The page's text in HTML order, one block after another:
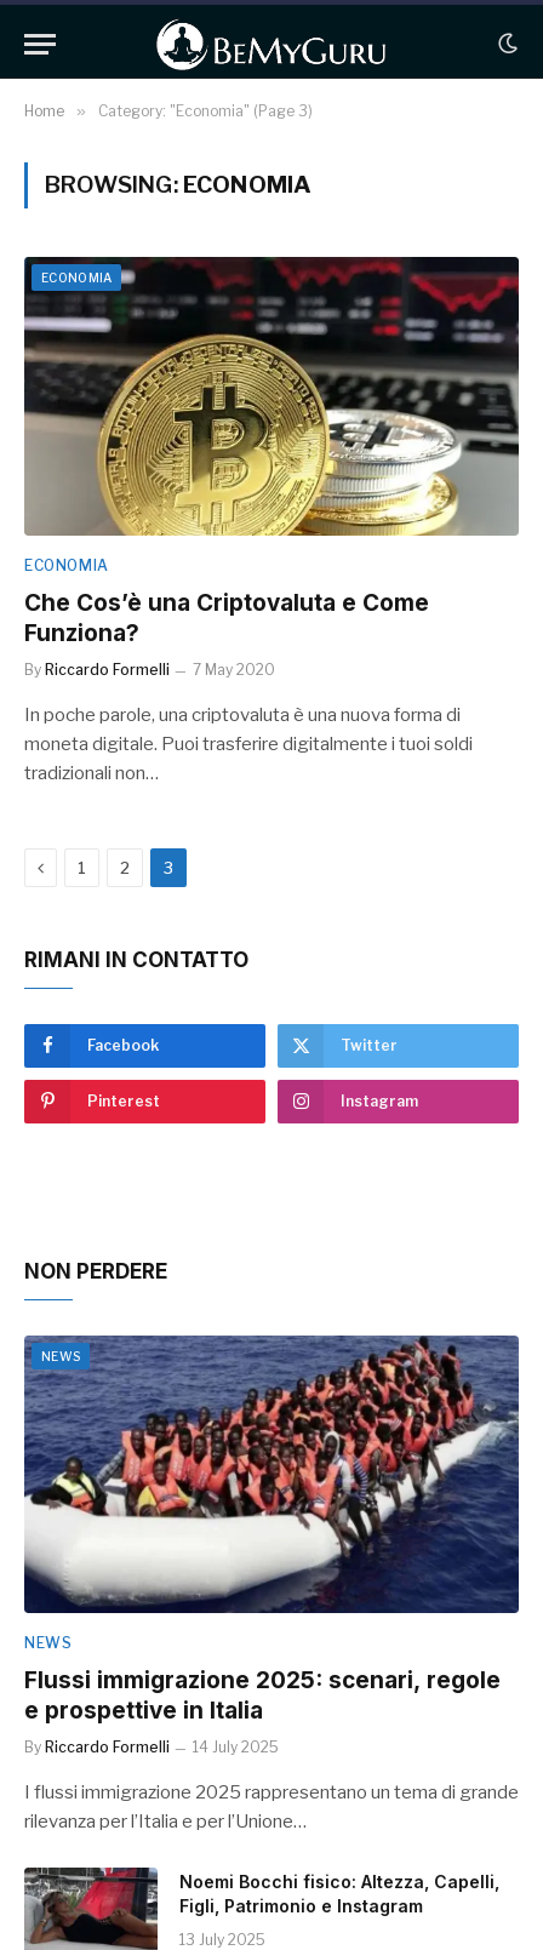
Home » Category: "Economia" (Page 3)
BROWSING: ECONOMIA
ECONOMIA
ECONOMIA
Che Cos’è una Criptovaluta e Come
Funziona?
By Riccardo Formelli 7 May 2020
In poche parole, una criptovaluta è una nuova forma di
moneta digitale. Puoi trasferire digitalmente i tuoi soldi
tradizionali non…
Previous
1 2 3
RIMANI IN CONTATTO
Facebook Twitter
Pinterest Instagram
NON PERDERE
NEWS
NEWS
Flussi immigrazione 2025: scenari, regole
e prospettive in Italia
By Riccardo Formelli 14 July 2025
I flussi immigrazione 2025 rappresentano un tema di grande
rilevanza per l’Italia e per l’Unione…
Noemi Bocchi fisico: Altezza, Capelli,
Figli, Patrimonio e Instagram
13 July 2025